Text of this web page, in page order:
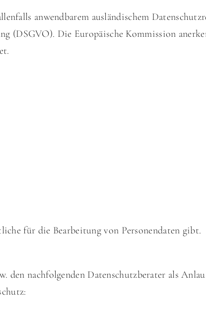
anwendbarem ausländischem
(DSGVO). Die Europäische Kommission
für die Bearbeitung von Personendaten gibt.
den nachfolgenden Datenschutzberater als